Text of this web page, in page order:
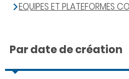
EQUIPES ET PLATEFORMES
Par date de création